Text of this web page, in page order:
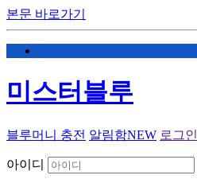
본문 바로가기
미스터블루
블루머니 충전 알림함NEW 로그인
아이디